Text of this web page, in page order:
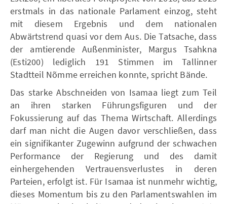
erstmals in das nationale Parlament einzog, steht
mit diesem Ergebnis und dem nationalen
Abwärtstrend quasi vor dem Aus. Die Tatsache, dass
der amtierende Außenminister, Margus Tsahkna
(Esti200) lediglich 191 Stimmen im Tallinner
Stadtteil Nõmme erreichen konnte, spricht Bände.
Das starke Abschneiden von Isamaa liegt zum Teil
an ihren starken Führungsfiguren und der
Fokussierung auf das Thema Wirtschaft. Allerdings
darf man nicht die Augen davor verschließen, dass
ein signifikanter Zugewinn aufgrund der schwachen
Performance der Regierung und des damit
einhergehenden Vertrauensverlustes in deren
Parteien, erfolgt ist. Für Isamaa ist nunmehr wichtig,
dieses Momentum bis zu den Parlamentswahlen im